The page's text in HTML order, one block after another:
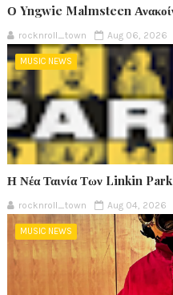
Ο Yngwie Malmsteen
rocknroll_town Aug 06, 2026
MUSIC NEWS
Η Νέα Ταινία Των Linkin Park
rocknroll_town Aug 04, 2026
MUSIC NEWS